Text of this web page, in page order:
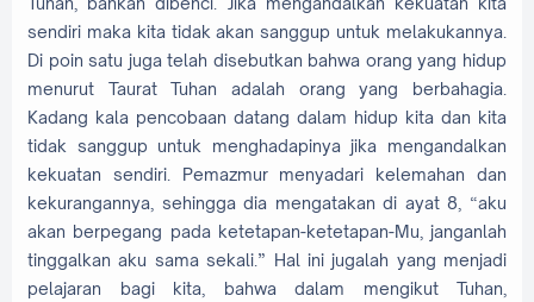
sendiri maka kita tidak akan sanggup untuk melakukannya.
Di poin satu juga telah disebutkan bahwa orang yang hidup
menurut Taurat Tuhan adalah orang yang berbahagia.
Kadang kala pencobaan datang dalam hidup kita dan kita
tidak sanggup untuk menghadapinya jika mengandalkan
kekuatan sendiri. Pemazmur menyadari kelemahan dan
kekurangannya, sehingga dia mengatakan di ayat 8, “aku
akan berpegang pada ketetapan-ketetapan-Mu, janganlah
tinggalkan aku sama sekali.” Hal ini jugalah yang menjadi
pelajaran bagi kita, bahwa dalam mengikut Tuhan,